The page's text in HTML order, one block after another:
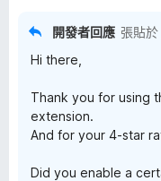
開發者回應 張貼於
Hi there,
Thank you for using
extension.
And for your 4-star
Did you enable a